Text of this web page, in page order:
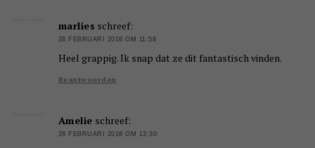
marlies schreef:
28 FEBRUARI 2018 OM 11:58
Heel grappig. Ik snap dat ze dit fantastisch vinden.
Beantwoorden
Amelie schreef:
28 FEBRUARI 2018 OM 13:30